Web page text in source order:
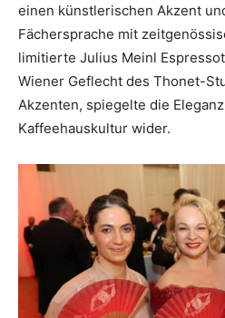
einen künstlerischen Akzent
Fächersprache mit
limitierte Julius Meinl
Wiener Geflecht des Thonet-
Akzenten, spiegelte die
Kaffeehauskultur wider.